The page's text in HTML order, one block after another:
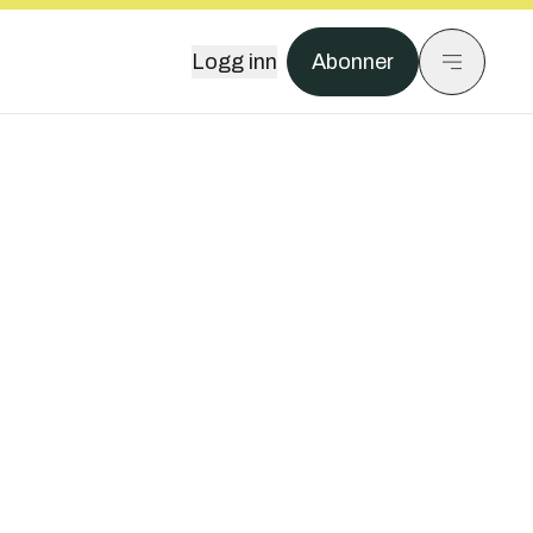
Logg inn Abonner